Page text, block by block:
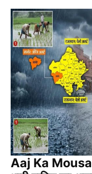
Aaj Ka